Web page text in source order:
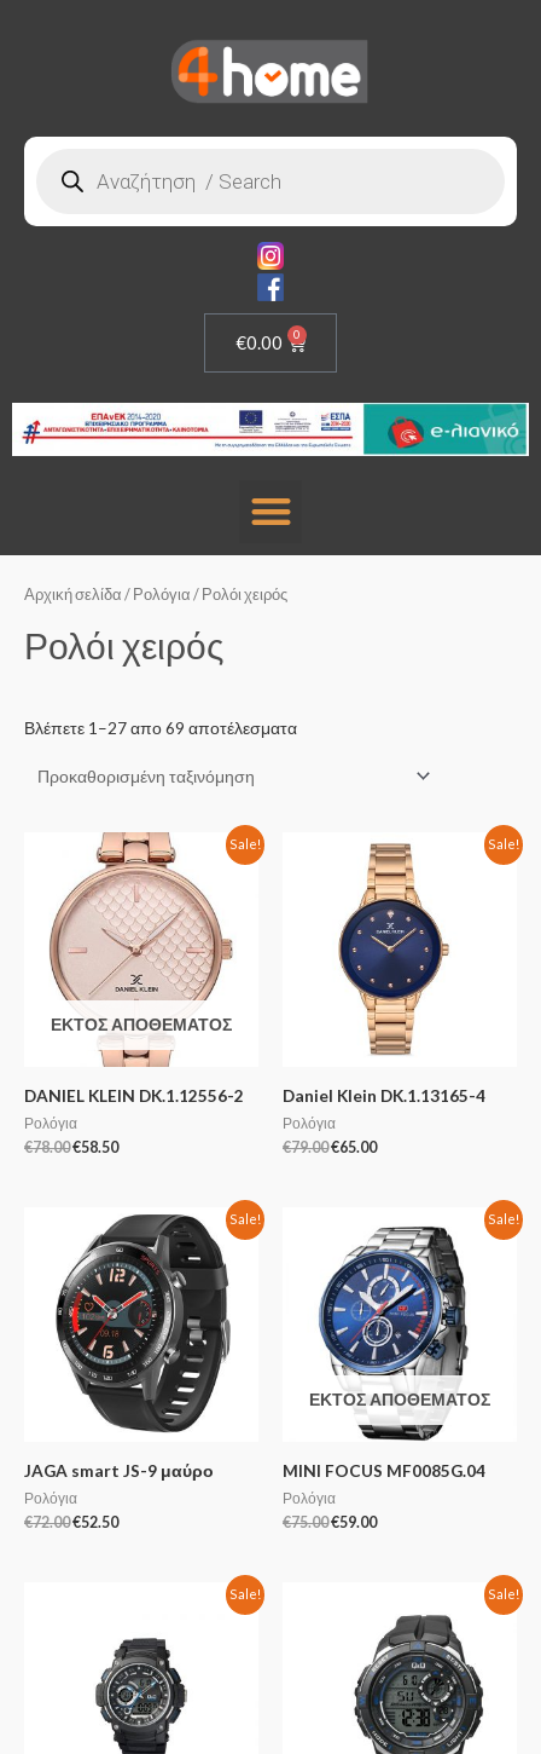
€0.00 0
Αρχική σελίδα / Ρολόγια / Ρολόι χειρός
Ρολόι χειρός
Βλέπετε 1–27 απο 69 αποτέλεσματα
Sale!
ΕΚΤΌΣ ΑΠΟΘΈΜΑΤΟΣ
DANIEL KLEIN DK.1.12556-2
Ρολόγια
€78.00€58.50
Sale!
Daniel Klein DK.1.13165-4
Ρολόγια
€79.00€65.00
Sale!
JAGA smart JS-9 μαύρο
Ρολόγια
€72.00€52.50
Sale!
ΕΚΤΌΣ ΑΠΟΘΈΜΑΤΟΣ
MINI FOCUS MF0085G.04
Ρολόγια
€75.00€59.00
Sale! Sale!